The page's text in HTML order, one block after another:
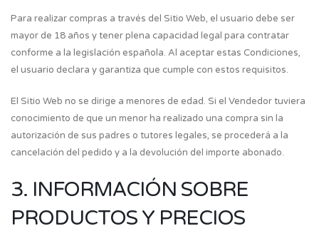
Para realizar compras a través del Sitio Web, el usuario debe ser
mayor de 18 años y tener plena capacidad legal para contratar
conforme a la legislación española. Al aceptar estas Condiciones,
el usuario declara y garantiza que cumple con estos requisitos.
El Sitio Web no se dirige a menores de edad. Si el Vendedor tuviera
conocimiento de que un menor ha realizado una compra sin la
autorización de sus padres o tutores legales, se procederá a la
cancelación del pedido y a la devolución del importe abonado.
3. INFORMACIÓN SOBRE
PRODUCTOS Y PRECIOS